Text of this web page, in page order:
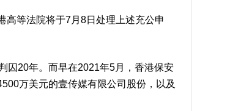
等法院将于7月8日处理上述充公申
20年。而早在2021年5月，香港保安
万美元的壹传媒有限公司股份，以及